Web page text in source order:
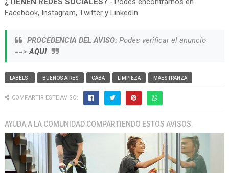
Facebook, Instagram, Twitter y LinkedIn
PROCEDENCIA DEL AVISO:Podes verificar el anuncio
==>AQUI
LABELS: BUENOS AIRES CABA LIMPIEZA MAESTRANZA
COMPARTIR ESTE AVISO:
AYUDA A LA COMUNIDAD COMPARTIENDO ESTOS AVISOS.